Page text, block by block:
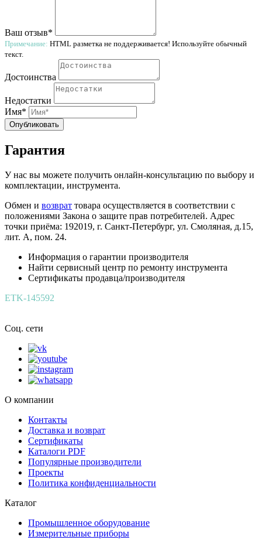
Ваш отзыв*
Примечание: HTML разметка не поддерживается! Используйте обычный
текст.
Достоинства
Недостатки
Имя*
Опубликовать
Гарантия
У нас вы можете получить онлайн-консультацию по выбору и
комплектации, инструмента.
Обмен и возврат товара осуществляется в соответствии с
положениями Закона о защите прав потребителей. Адрес
точки приёма: 192019, г. Санкт-Петербург, ул. Смоляная, д.15,
лит. А, пом. 24.
Информация о гарантии производителя
Найти сервисный центр по ремонту инструмента
Сертификаты продавца/производителя
ETK-145592
Соц. сети
О компании
Контакты
Доставка и возврат
Сертификаты
Каталоги PDF
Популярные производители
Проекты
Политика конфиденциальности
Каталог
Промышленное оборудование
Измерительные приборы